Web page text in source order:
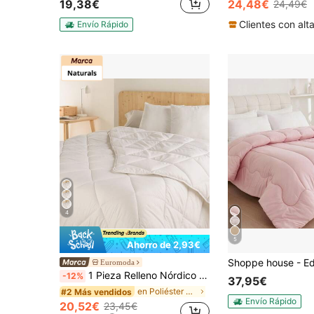
19,38€
Envío Rápido
#1 Más vendidos
(1000+)
24,48€ 24,49€
4
Ahorro de 2,93€
Euromoda
-12% 1 Pieza Relleno Nórdico Blanco de Microfibra Tacto Pluma, Edredón Acolchado Antialérgico y Transpirable, Cuatro Gramajes Disponibles de 120/300/400/250+120g, Camas de 90/105/135/150/180 cm - Naturals, Fabricado en España
#2 Más vendidos en Poliéster Edredones y juegos de cama
20,52€ 23,45€
5
37,95€
Envío Rápido